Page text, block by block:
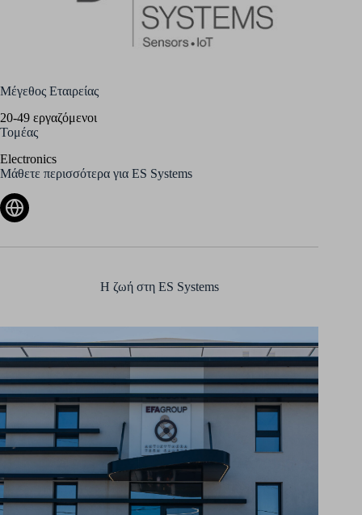
Μέγεθος Εταιρείας
20-49 εργαζόμενοι
Τομέας
Electronics
Μάθετε περισσότερα για ES Systems
Η ζωή στη ES Systems